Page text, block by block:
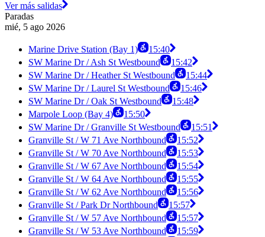
Ver más salidas
Paradas
mié, 5 ago 2026
Marine Drive Station (Bay 1)
15:40
SW Marine Dr / Ash St Westbound
15:42
SW Marine Dr / Heather St Westbound
15:44
SW Marine Dr / Laurel St Westbound
15:46
SW Marine Dr / Oak St Westbound
15:48
Marpole Loop (Bay 4)
15:50
SW Marine Dr / Granville St Westbound
15:51
Granville St / W 71 Ave Northbound
15:52
Granville St / W 70 Ave Northbound
15:53
Granville St / W 67 Ave Northbound
15:54
Granville St / W 64 Ave Northbound
15:55
Granville St / W 62 Ave Northbound
15:56
Granville St / Park Dr Northbound
15:57
Granville St / W 57 Ave Northbound
15:57
Granville St / W 53 Ave Northbound
15:59